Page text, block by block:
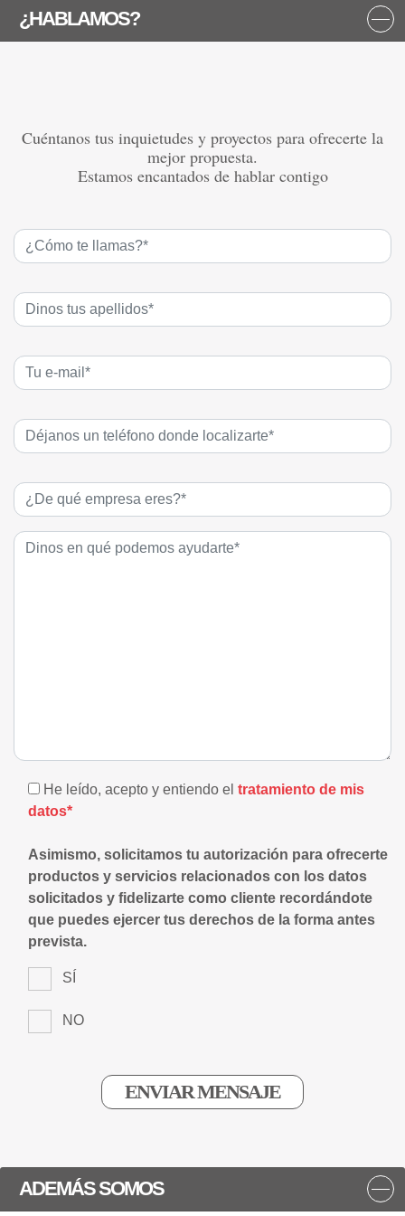
¿HABLAMOS?
Cuéntanos tus inquietudes y proyectos para ofrecerte la
mejor propuesta.
Estamos encantados de hablar contigo
He leído, acepto y entiendo el tratamiento de mis
datos*
Asimismo, solicitamos tu autorización para ofrecerte
productos y servicios relacionados con los datos
solicitados y fidelizarte como cliente recordándote
que puedes ejercer tus derechos de la forma antes
prevista.
SÍ
NO
ADEMÁS SOMOS